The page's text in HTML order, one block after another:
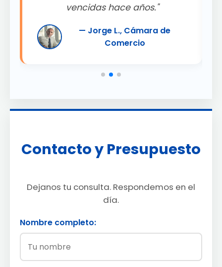
vencidas hace años."
— Jorge L., Cámara de
Comercio
Contacto y Presupuesto
Dejanos tu consulta. Respondemos en el
día.
Nombre completo: